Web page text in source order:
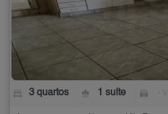
3 quartos 1 suíte